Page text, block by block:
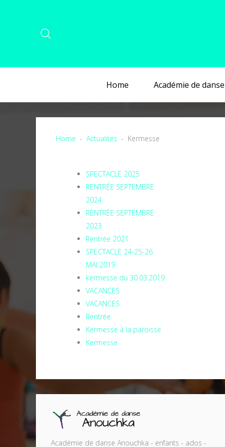
Home Académie de danse
Home Actualités Kermesse
SPECTACLE 2025
RENTRÉE SEPTEMBRE
2024
RENTRÉE SEPTEMBRE
2023
Rentrée 2021
SPECTACLE 24-25-26
MAI 2019
kermesse du 30.03.2019
VACANCES
VACANCES
Rentrée
Kermesse à la paroisse
Kermesse
Académie de danse Anouchka - enfants - ados -